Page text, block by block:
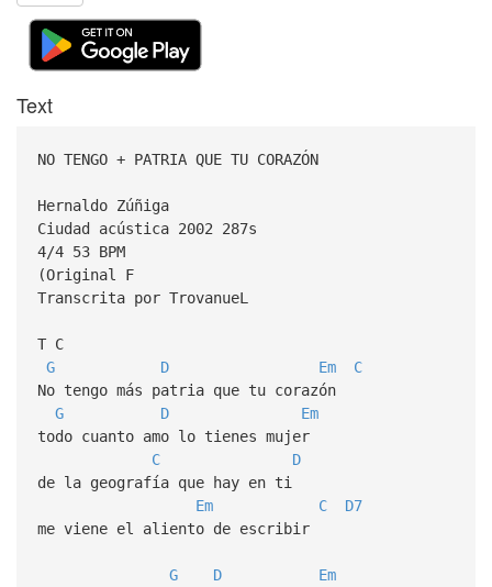
Text
NO TENGO + PATRIA QUE TU CORAZÓN
Hernaldo Zúñiga
Ciudad acústica 2002 287s
4/4 53 BPM
(Original F
Transcrita por TrovanueL
T C
G
D Em
C
No tengo más patria que tu corazón
G
D
Em
todo cuanto amo lo tienes mujer
C
D
de la geografía que hay en ti
Em
C
D7
me viene el aliento de escribir
G D
Em